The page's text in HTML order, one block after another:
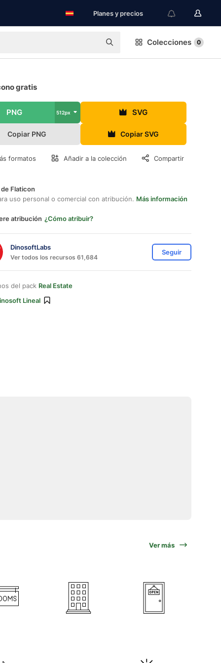
Planes y precios
Colecciones 0
gratis
PNG 512px SVG
Copiar PNG Copiar SVG
formatos Añadir a la colección Compartir
Flaticon
uso personal o comercial con atribución. Más información
atribución ¿Cómo atribuir?
DinosoftLabs
Ver todos los recursos 61,684
Seguir
del pack Real Estate
Lineal
Ver más